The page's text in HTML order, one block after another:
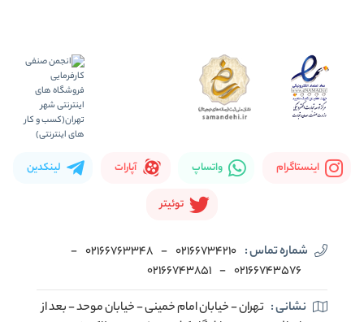
اینستاگرام واتساپ آپارات لینکدین
توئیتر
شماره تماس : 02166734210
-
02166763348
-
02166743576
-
02166743851
نشانی : تهران - خیابان امام خمینی - خیابان موحد - بعد از